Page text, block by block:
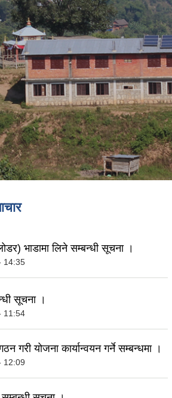
भाडामा लिने सम्बन्धी सूचना ।
14:35
सूचना ।
11:54
गरी योजना कार्यान्वयन गर्ने सम्बन्धमा ।
12:09